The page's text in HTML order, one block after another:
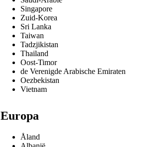
Singapore
Zuid-Korea
Sri Lanka
Taiwan
Tadzjikistan
Thailand
Oost-Timor
de Verenigde Arabische Emiraten
Oezbekistan
Vietnam
Europa
Åland